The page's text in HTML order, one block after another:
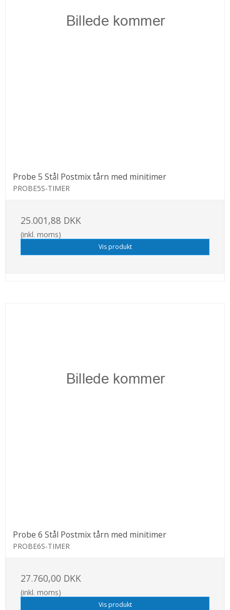
Probe 5 Stål Postmix tårn med minitimer
PROBE5S-TIMER
25.001,88 DKK
(inkl. moms)
Vis produkt
Probe 6 Stål Postmix tårn med minitimer
PROBE6S-TIMER
27.760,00 DKK
(inkl. moms)
Vis produkt